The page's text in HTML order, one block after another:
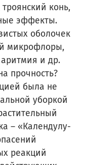
конь,
эффекты.
оболочек
микрофлоры,
и др.
прочность?
была не
уборкой
– «Календулу-
реакций